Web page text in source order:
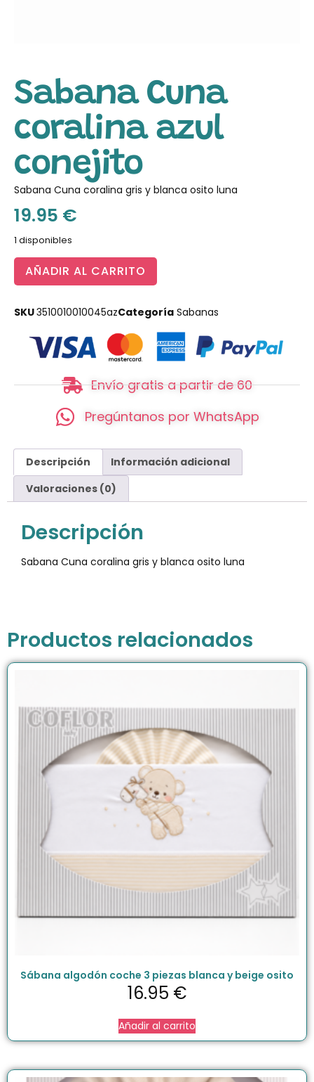
Sabana Cuna
coralina azul
conejito
Sabana Cuna coralina gris y blanca osito luna
19.95 €
1 disponibles
AÑADIR AL CARRITO
SKU3510010010045azCategoría Sabanas
Envío gratis a partir de 60
Pregúntanos por WhatsApp
Descripción
Información adicional
Valoraciones (0)
Descripción
Sabana Cuna coralina gris y blanca osito luna
Productos relacionados
Sábana algodón coche 3 piezas blanca y beige osito
16.95 €
Añadir al carrito